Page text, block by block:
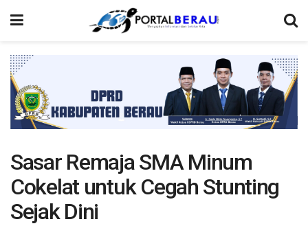
Sasar Remaja SMA Minum
Cokelat untuk Cegah Stunting
Sejak Dini